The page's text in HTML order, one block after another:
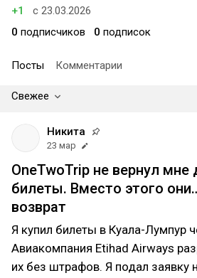
+1
с 23.03.2026
0 подписчиков 0 подписок
Посты Комментарии
Свежее
Никита
23 мар
OneTwoTrip не вернул мне
билеты. Вместо этого
возврат
Я купил билеты в Куала-Лумпур
Авиакомпания Etihad Airways
их без штрафов. Я подал заявку